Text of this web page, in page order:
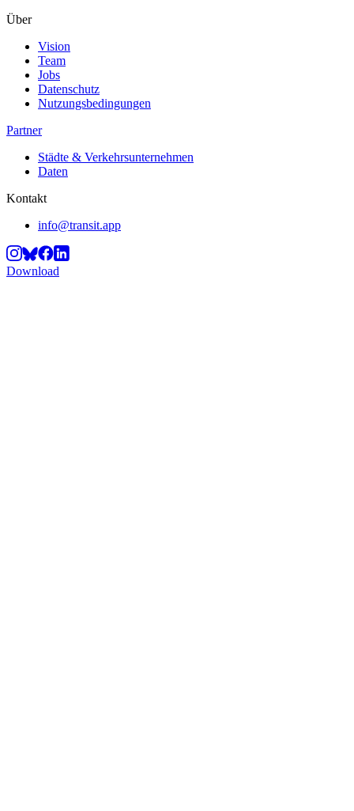
Über
Vision
Team
Jobs
Datenschutz
Nutzungsbedingungen
Partner
Städte & Verkehrsunternehmen
Daten
Kontakt
info@transit.app
Download